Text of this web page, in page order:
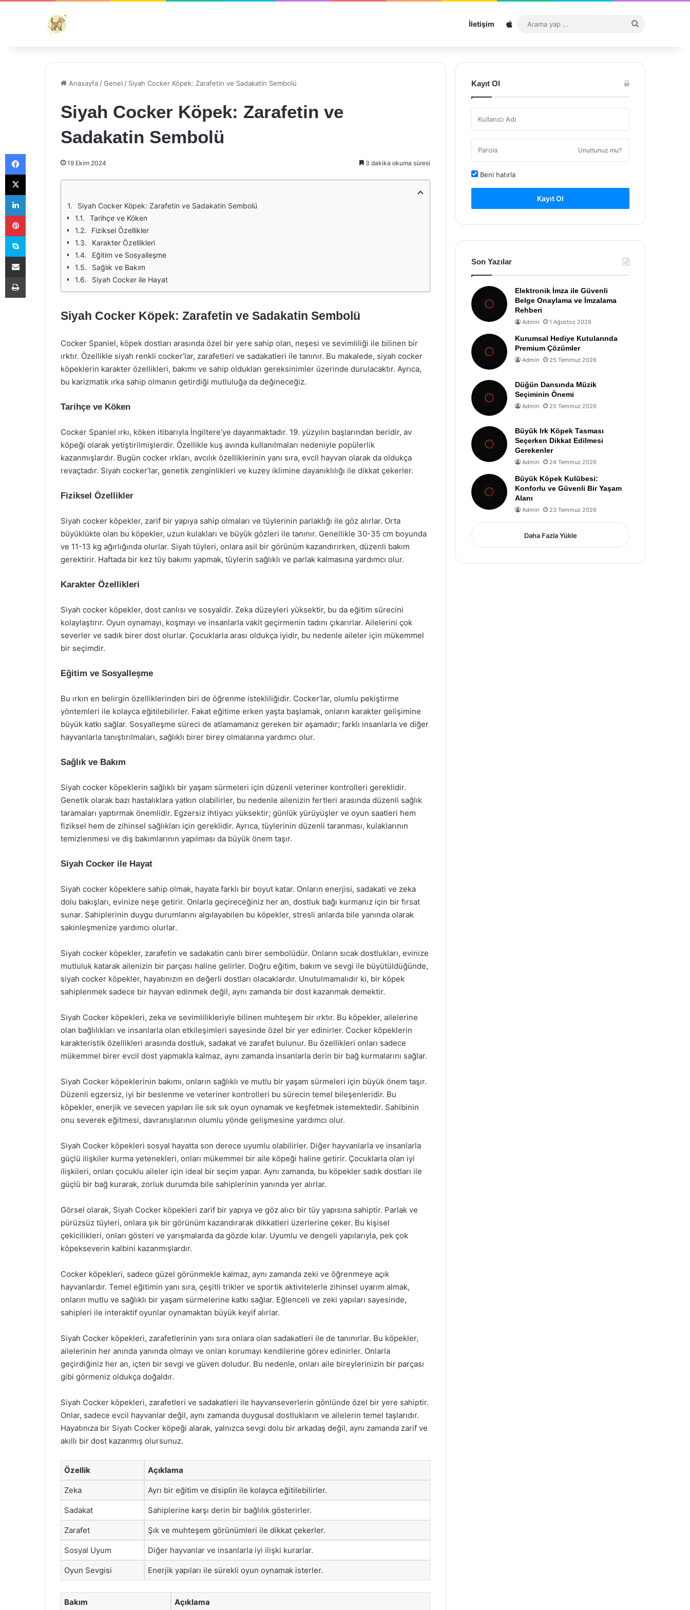
İletişim Sitemap
...
Anasayfa /Genel / Siyah Cocker Köpek: Zarafetin ve Sadakatin Sembolü
Siyah Cocker Köpek: Zarafetin ve
Sadakatin Sembolü
19 Ekim 2024 3 dakika okuma süresi
Siyah Cocker Köpek: Zarafetin ve Sadakatin Sembolü
Tarihçe ve Köken
Fiziksel Özellikler
Karakter Özellikleri
Eğitim ve Sosyalleşme
Sağlık ve Bakım
Siyah Cocker ile Hayat
Siyah Cocker Köpek: Zarafetin ve Sadakatin Sembolü
Cocker Spaniel, köpek dostları arasında özel bir yere sahip olan, neşesi ve sevimliliği ile bilinen bir
ırktır. Özellikle siyah renkli cocker’lar, zarafetleri ve sadakatleri ile tanınır. Bu makalede, siyah cocker
köpeklerin karakter özellikleri, bakımı ve sahip oldukları gereksinimler üzerinde durulacaktır. Ayrıca,
bu karizmatik ırka sahip olmanın getirdiği mutluluğa da değineceğiz.
Tarihçe ve Köken
Cocker Spaniel ırkı, köken itibarıyla İngiltere’ye dayanmaktadır. 19. yüzyılın başlarından beridir, av
köpeği olarak yetiştirilmişlerdir. Özellikle kuş avında kullanılmaları nedeniyle popülerlik
kazanmışlardır. Bugün cocker ırkları, avcılık özelliklerinin yanı sıra, evcil hayvan olarak da oldukça
revaçtadır. Siyah cocker’lar, genetik zenginlikleri ve kuzey iklimine dayanıklılığı ile dikkat çekerler.
Fiziksel Özellikler
Siyah cocker köpekler, zarif bir yapıya sahip olmaları ve tüylerinin parlaklığı ile göz alırlar. Orta
büyüklükte olan bu köpekler, uzun kulakları ve büyük gözleri ile tanınır. Genellikle 30-35 cm boyunda
ve 11-13 kg ağırlığında olurlar. Siyah tüyleri, onlara asil bir görünüm kazandırırken, düzenli bakım
gerektirir. Haftada bir kez tüy bakımı yapmak, tüylerin sağlıklı ve parlak kalmasına yardımcı olur.
Karakter Özellikleri
Siyah cocker köpekler, dost canlısı ve sosyaldir. Zeka düzeyleri yüksektir, bu da eğitim sürecini
kolaylaştırır. Oyun oynamayı, koşmayı ve insanlarla vakit geçirmenin tadını çıkarırlar. Ailelerini çok
severler ve sadık birer dost olurlar. Çocuklarla arası oldukça iyidir, bu nedenle aileler için mükemmel
bir seçimdir.
Eğitim ve Sosyalleşme
Bu ırkın en belirgin özelliklerinden biri de öğrenme istekliliğidir. Cocker’lar, olumlu pekiştirme
yöntemleri ile kolayca eğitilebilirler. Fakat eğitime erken yaşta başlamak, onların karakter gelişimine
büyük katkı sağlar. Sosyalleşme süreci de atlamamanız gereken bir aşamadır; farklı insanlarla ve diğer
hayvanlarla tanıştırılmaları, sağlıklı birer birey olmalarına yardımcı olur.
Sağlık ve Bakım
Siyah cocker köpeklerin sağlıklı bir yaşam sürmeleri için düzenli veteriner kontrolleri gereklidir.
Genetik olarak bazı hastalıklara yatkın olabilirler, bu nedenle ailenizin fertleri arasında düzenli sağlık
taramaları yaptırmak önemlidir. Egzersiz ihtiyacı yüksektir; günlük yürüyüşler ve oyun saatleri hem
fiziksel hem de zihinsel sağlıkları için gereklidir. Ayrıca, tüylerinin düzenli taranması, kulaklarının
temizlenmesi ve diş bakımlarının yapılması da büyük önem taşır.
Siyah Cocker ile Hayat
Siyah cocker köpeklere sahip olmak, hayata farklı bir boyut katar. Onların enerjisi, sadakati ve zeka
dolu bakışları, evinize neşe getirir. Onlarla geçireceğiniz her an, dostluk bağı kurmanız için bir fırsat
sunar. Sahiplerinin duygu durumlarını algılayabilen bu köpekler, stresli anlarda bile yanında olarak
sakinleşmenize yardımcı olurlar.
Siyah cocker köpekler, zarafetin ve sadakatin canlı birer sembolüdür. Onların sıcak dostlukları, evinize
mutluluk katarak ailenizin bir parçası haline gelirler. Doğru eğitim, bakım ve sevgi ile büyütüldüğünde,
siyah cocker köpekler, hayatınızın en değerli dostları olacaklardır. Unutulmamalıdır ki, bir köpek
sahiplenmek sadece bir hayvan edinmek değil, aynı zamanda bir dost kazanmak demektir.
Siyah Cocker köpekleri, zeka ve sevimlilikleriyle bilinen muhteşem bir ırktır. Bu köpekler, ailelerine
olan bağlılıkları ve insanlarla olan etkileşimleri sayesinde özel bir yer edinirler. Cocker köpeklerin
karakteristik özellikleri arasında dostluk, sadakat ve zarafet bulunur. Bu özellikleri onları sadece
mükemmel birer evcil dost yapmakla kalmaz, aynı zamanda insanlarla derin bir bağ kurmalarını sağlar.
Siyah Cocker köpeklerinin bakımı, onların sağlıklı ve mutlu bir yaşam sürmeleri için büyük önem taşır.
Düzenli egzersiz, iyi bir beslenme ve veteriner kontrolleri bu sürecin temel bileşenleridir. Bu
köpekler, enerjik ve sevecen yapıları ile sık sık oyun oynamak ve keşfetmek istemektedir. Sahibinin
onu severek eğitmesi, davranışlarının olumlu yönde gelişmesine yardımcı olur.
Siyah Cocker köpekleri sosyal hayatta son derece uyumlu olabilirler. Diğer hayvanlarla ve insanlarla
güçlü ilişkiler kurma yetenekleri, onları mükemmel bir aile köpeği haline getirir. Çocuklarla olan iyi
ilişkileri, onları çocuklu aileler için ideal bir seçim yapar. Aynı zamanda, bu köpekler sadık dostları ile
güçlü bir bağ kurarak, zorluk durumda bile sahiplerinin yanında yer alırlar.
Görsel olarak, Siyah Cocker köpekleri zarif bir yapıya ve göz alıcı bir tüy yapısına sahiptir. Parlak ve
pürüzsüz tüyleri, onlara şık bir görünüm kazandırarak dikkatleri üzerlerine çeker. Bu kişisel
çekicilikleri, onları gösteri ve yarışmalarda da gözde kılar. Uyumlu ve dengeli yapılarıyla, pek çok
köpekseverin kalbini kazanmışlardır.
Cocker köpekleri, sadece güzel görünmekle kalmaz, aynı zamanda zeki ve öğrenmeye açık
hayvanlardır. Temel eğitimin yanı sıra, çeşitli trikler ve sportik aktivitelerle zihinsel uyarım almak,
onların mutlu ve sağlıklı bir yaşam sürmelerine katkı sağlar. Eğlenceli ve zeki yapıları sayesinde,
sahipleri ile interaktif oyunlar oynamaktan büyük keyif alırlar.
Siyah Cocker köpekleri, zarafetlerinin yanı sıra onlara olan sadakatleri ile de tanınırlar. Bu köpekler,
ailelerinin her anında yanında olmayı ve onları korumayı kendilerine görev edinirler. Onlarla
geçirdiğiniz her an, içten bir sevgi ve güven doludur. Bu nedenle, onları aile bireylerinizin bir parçası
gibi görmeniz oldukça doğaldır.
Siyah Cocker köpekleri, zarafetleri ve sadakatleri ile hayvanseverlerin gönlünde özel bir yere sahiptir.
Onlar, sadece evcil hayvanlar değil, aynı zamanda duygusal dostlukların ve ailelerin temel taşlarıdır.
Hayatınıza bir Siyah Cocker köpeği alarak, yalnızca sevgi dolu bir arkadaş değil, aynı zamanda zarif ve
akıllı bir dost kazanmış olursunuz.
Özellik Açıklama
Zeka Ayrı bir eğitim ve disiplin ile kolayca eğitilebilirler.
Sadakat Sahiplerine karşı derin bir bağlılık gösterirler.
Zarafet Şık ve muhteşem görünümleri ile dikkat çekerler.
Sosyal Uyum Diğer hayvanlar ve insanlarla iyi ilişki kurarlar.
Oyun Sevgisi Enerjik yapıları ile sürekli oyun oynamak isterler.
Bakım Açıklama
Kayıt Ol
Unuttunuz mu?
Beni hatırla
Kayıt Ol
Son Yazılar
Elektronik İmza ile Güvenli
Belge Onaylama ve İmzalama
Rehberi
Admin 1 Ağustos 2026
Kurumsal Hediye Kutularında
Premium Çözümler
Admin 25 Temmuz 2026
Düğün Dansında Müzik
Seçiminin Önemi
Admin 25 Temmuz 2026
Büyük Irk Köpek Tasması
Seçerken Dikkat Edilmesi
Gerekenler
Admin 24 Temmuz 2026
Büyük Köpek Kulübesi:
Konforlu ve Güvenli Bir Yaşam
Alanı
Admin 23 Temmuz 2026
Daha Fazla Yükle
Facebook
X
LinkedIn
Pinterest
Skype
E-Posta ile paylaş